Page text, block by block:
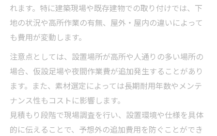
れます。特に建築現場や既存建物での取り付けでは、下
地の状況や高所作業の有無、屋外・屋内の違いによって
も費用が変動します。
注意点としては、設置場所が高所や人通りの多い場所の
場合、仮設足場や夜間作業費が追加発生することがあり
ます。また、素材選定によっては長期耐用年数やメンテ
ナンス性もコストに影響します。
見積もり段階で現場調査を行い、設置環境や仕様を具体
的に伝えることで、予想外の追加費用を防ぐことができ